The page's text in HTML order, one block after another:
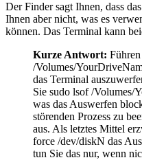
Der Finder sagt Ihnen, dass
Ihnen aber nicht, was es
können. Das Terminal kann
Kurze Antwort:
/Volumes/
das Terminal
Sie sudo lsof /Volumes/
was das Auswerfen
störenden Prozess zu
aus. Als letztes Mittel
force /dev/diskN das
tun Sie das nur, wenn